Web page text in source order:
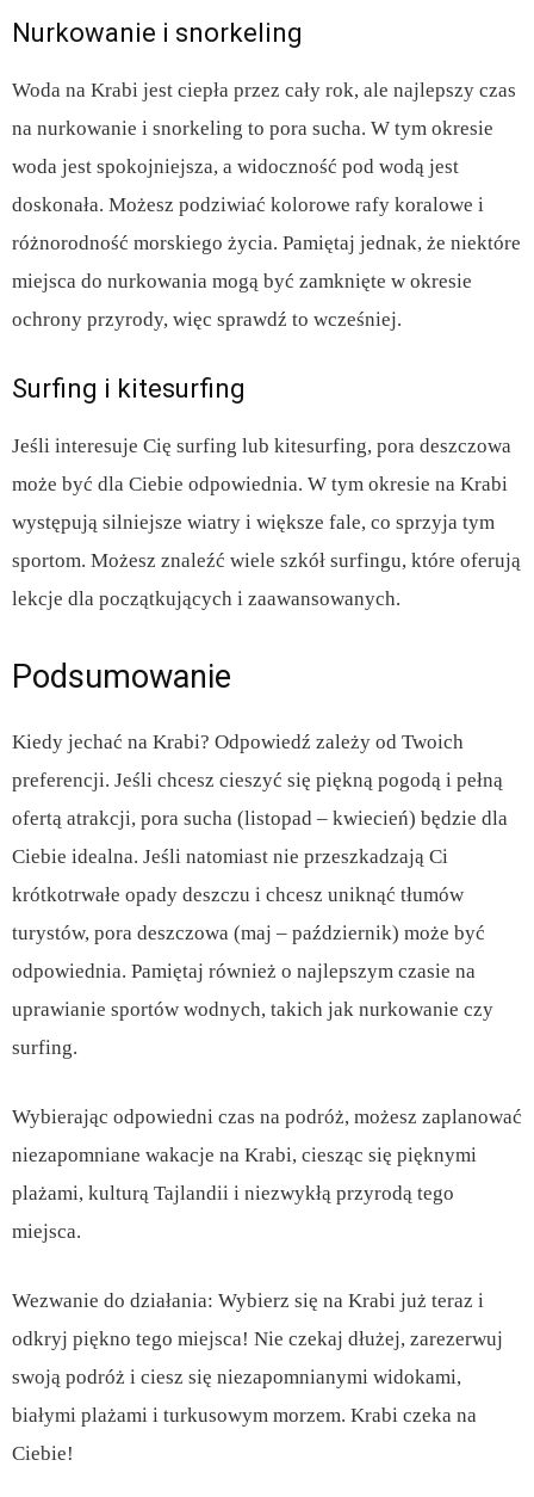
Nurkowanie i snorkeling
Woda na Krabi jest ciepła przez cały rok, ale najlepszy czas
na nurkowanie i snorkeling to pora sucha. W tym okresie
woda jest spokojniejsza, a widoczność pod wodą jest
doskonała. Możesz podziwiać kolorowe rafy koralowe i
różnorodność morskiego życia. Pamiętaj jednak, że niektóre
miejsca do nurkowania mogą być zamknięte w okresie
ochrony przyrody, więc sprawdź to wcześniej.
Surfing i kitesurfing
Jeśli interesuje Cię surfing lub kitesurfing, pora deszczowa
może być dla Ciebie odpowiednia. W tym okresie na Krabi
występują silniejsze wiatry i większe fale, co sprzyja tym
sportom. Możesz znaleźć wiele szkół surfingu, które oferują
lekcje dla początkujących i zaawansowanych.
Podsumowanie
Kiedy jechać na Krabi? Odpowiedź zależy od Twoich
preferencji. Jeśli chcesz cieszyć się piękną pogodą i pełną
ofertą atrakcji, pora sucha (listopad – kwiecień) będzie dla
Ciebie idealna. Jeśli natomiast nie przeszkadzają Ci
krótkotrwałe opady deszczu i chcesz uniknąć tłumów
turystów, pora deszczowa (maj – październik) może być
odpowiednia. Pamiętaj również o najlepszym czasie na
uprawianie sportów wodnych, takich jak nurkowanie czy
surfing.
Wybierając odpowiedni czas na podróż, możesz zaplanować
niezapomniane wakacje na Krabi, ciesząc się pięknymi
plażami, kulturą Tajlandii i niezwykłą przyrodą tego
miejsca.
Wezwanie do działania: Wybierz się na Krabi już teraz i
odkryj piękno tego miejsca! Nie czekaj dłużej, zarezerwuj
swoją podróż i ciesz się niezapomnianymi widokami,
białymi plażami i turkusowym morzem. Krabi czeka na
Ciebie!